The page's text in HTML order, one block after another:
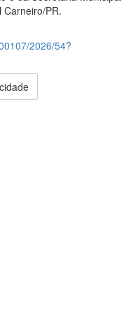
PR.
2026/54?